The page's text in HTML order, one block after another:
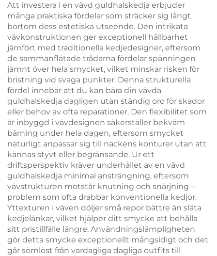
Att investera i en vävd guldhalskedja erbjuder
många praktiska fördelar som sträcker sig långt
bortom dess estetiska utseende. Den intrikata
vävkonstruktionen ger exceptionell hållbarhet
jämfört med traditionella kedjedesigner, eftersom
de sammanflätade trådarna fördelar spänningen
jämnt över hela smycket, vilket minskar risken för
bristning vid svaga punkter. Denna strukturella
fördel innebär att du kan bära din vävda
guldhalskedja dagligen utan ständig oro för skador
eller behov av ofta reparationer. Den flexibilitet som
är inbyggd i vävdesignen säkerställer bekväm
bärning under hela dagen, eftersom smycket
naturligt anpassar sig till nackens konturer utan att
kännas styvt eller begränsande. Ur ett
driftsperspektiv kräver underhållet av en vävd
guldhalskedja minimal ansträngning, eftersom
vävstrukturen motstår knutning och snärjning –
problem som ofta drabbar konventionella kedjor.
Yttexturen i väven döljer små repor bättre än släta
kedjelänkar, vilket hjälper ditt smycke att behålla
sitt pristillfälle längre. Användningslämpligheten
gör detta smycke exceptionellt mångsidigt och det
går sömlöst från vardagliga dagliga outfits till